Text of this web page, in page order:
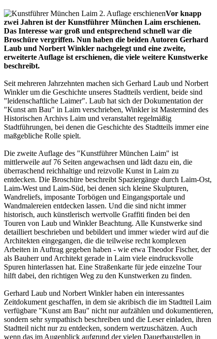
Vor knapp
zwei Jahren ist der Kunstführer München Laim erschienen.
Das Interesse war groß und entsprechend schnell war die
Broschüre vergriffen. Nun haben die beiden Autoren Gerhard
Laub und Norbert Winkler nachgelegt und eine zweite,
erweiterte Auflage ist erschienen, die viele weitere Kunstwerke
beschreibt.
Seit mehreren Jahrzehnten machen sich Gerhard Laub und Norbert
Winkler um die Geschichte unseres Stadtteils verdient, beide sind
"leidenschaftliche Laimer". Laub hat sich der Dokumentation der
"Kunst am Bau" in Laim verschrieben, Winkler ist Mastermind des
Historischen Archivs Laim und veranstaltet regelmäßig
Stadtführungen, bei denen die Geschichte des Stadtteils immer eine
maßgebliche Rolle spielt.
Die zweite Auflage des "Kunstführer München Laim" ist
mittlerweile auf 76 Seiten angewachsen und lädt dazu ein, die
überraschend reichhaltige und reizvolle Kunst in Laim zu
entdecken. Die Broschüre beschreibt Spaziergänge durch Laim-Ost,
Laim-West und Laim-Süd, bei denen sich kleine Skulpturen,
Wandreliefs, imposante Torbögen und Eingangsportale und
Wandmalereien entdecken lassen. Und die sind nicht immer
historisch, auch künstlerisch wertvolle Graffiti finden bei den
Touren von Laub und Winkler Beachtung. Alle Kunstwerke sind
detailliert beschrieben und bebildert und immer wieder wird auf die
Architekten eingegangen, die die teilweise recht komplexen
Arbeiten in Auftrag gegeben haben - wie etwa Theodor Fischer, der
als Bauherr und Architekt gerade in Laim viele eindrucksvolle
Spuren hinterlassen hat. Eine Straßenkarte für jede einzelne Tour
hilft dabei, den richtigen Weg zu den Kunstwerken zu finden.
Gerhard Laub und Norbert Winkler haben ein interessantes
Zeitdokument geschaffen, in dem sie akribisch die im Stadtteil Laim
verfügbare "Kunst am Bau" nicht nur aufzählen und dokumentieren,
sondern sehr sympathisch beschreiben und die Leser einladen, ihren
Stadtteil nicht nur zu entdecken, sondern wertzuschätzen. Auch
wenn das im Augenblick aufgrund der vielen Dauerbaustellen in